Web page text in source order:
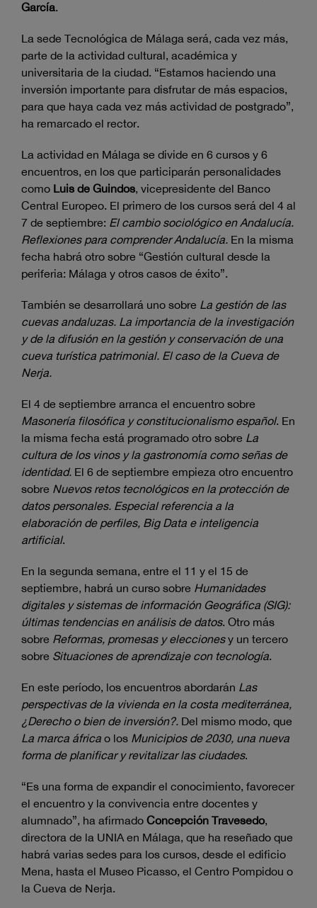
García.
La sede Tecnológica de Málaga será, cada vez más,
parte de la actividad cultural, académica y
universitaria de la ciudad. “Estamos haciendo una
inversión importante para disfrutar de más espacios,
para que haya cada vez más actividad de postgrado”,
ha remarcado el rector.
La actividad en Málaga se divide en 6 cursos y 6
encuentros, en los que participarán personalidades
como Luis de Guindos, vicepresidente del Banco
Central Europeo. El primero de los cursos será del 4 al
7 de septiembre: El cambio sociológico en Andalucía.
Reflexiones para comprender Andalucía. En la misma
fecha habrá otro sobre “Gestión cultural desde la
periferia: Málaga y otros casos de éxito”.
También se desarrollará uno sobre La gestión de las
cuevas andaluzas. La importancia de la investigación
y de la difusión en la gestión y conservación de una
cueva turística patrimonial. El caso de la Cueva de
Nerja.
El 4 de septiembre arranca el encuentro sobre
Masonería filosófica y constitucionalismo español. En
la misma fecha está programado otro sobre La
cultura de los vinos y la gastronomía como señas de
identidad. El 6 de septiembre empieza otro encuentro
sobre Nuevos retos tecnológicos en la protección de
datos personales. Especial referencia a la
elaboración de perfiles, Big Data e inteligencia
artificial.
En la segunda semana, entre el 11 y el 15 de
septiembre, habrá un curso sobre Humanidades
digitales y sistemas de información Geográfica (SIG):
últimas tendencias en análisis de datos. Otro más
sobre Reformas, promesas y eleccionesy un tercero
sobre Situaciones de aprendizaje con tecnología.
En este período, los encuentros abordarán Las
perspectivas de la vivienda en la costa mediterránea,
¿Derecho o bien de inversión?. Del mismo modo, que
La marca áfrica o los Municipios de 2030, una nueva
forma de planificar y revitalizar las ciudades.
“Es una forma de expandir el conocimiento, favorecer
el encuentro y la convivencia entre docentes y
alumnado”, ha afirmado Concepción Travesedo,
directora de la UNIA en Málaga, que ha reseñado que
habrá varias sedes para los cursos, desde el edificio
Mena, hasta el Museo Picasso, el Centro Pompidou o
la Cueva de Nerja.